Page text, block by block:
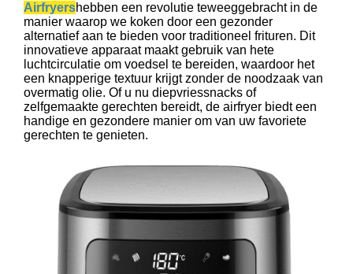
Airfryershebben een revolutie teweeggebracht in de
manier waarop we koken door een gezonder
alternatief aan te bieden voor traditioneel frituren. Dit
innovatieve apparaat maakt gebruik van hete
luchtcirculatie om voedsel te bereiden, waardoor het
een knapperige textuur krijgt zonder de noodzaak van
overmatig olie. Of u nu diepvriessnacks of
zelfgemaakte gerechten bereidt, de airfryer biedt een
handige en gezondere manier om van uw favoriete
gerechten te genieten.